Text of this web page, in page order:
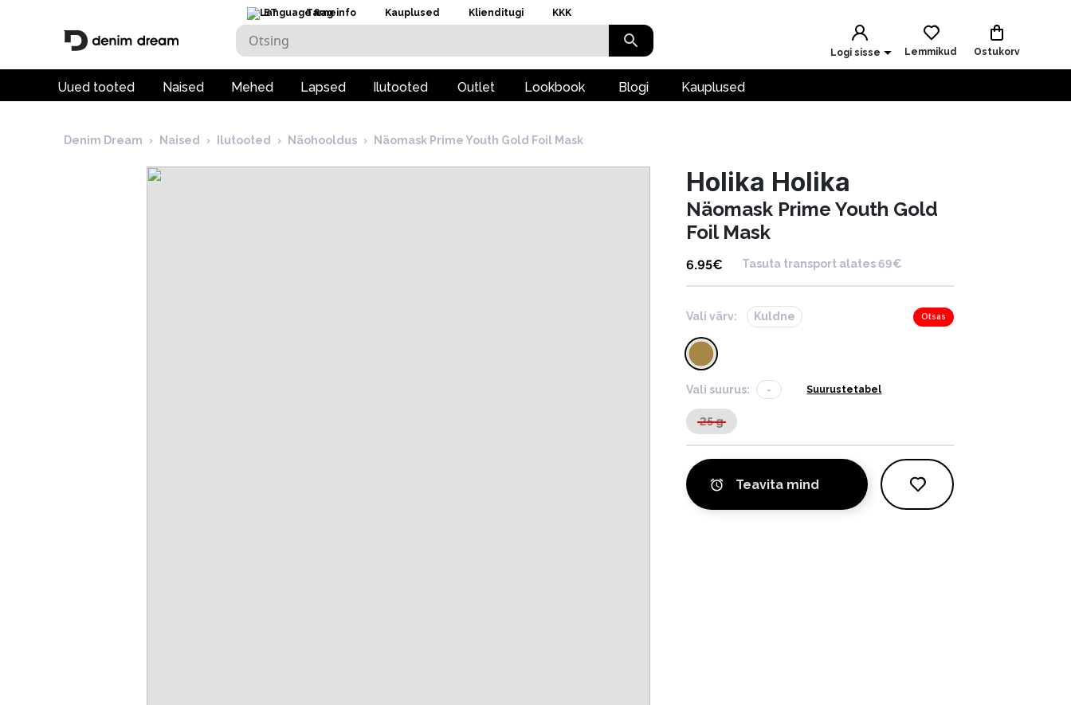
ET Tarneinfo Kauplused Klienditugi KKK
Logi sisse Lemmikud Ostukorv
Uued tooted Naised Mehed Lapsed Ilutooted Outlet Lookbook Blogi Kauplused
Denim Dream › Naised › Ilutooted › Näohooldus › Näomask Prime Youth Gold Foil Mask
Holika Holika
Näomask Prime Youth Gold
Foil Mask
6.95€ Tasuta transport alates 69€
Vali värv: Kuldne Otsas
Vali suurus: - Suurustetabel
25 g
Teavita mind